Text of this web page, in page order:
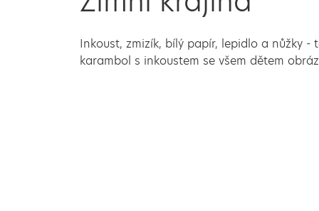
Inkoust, zmizík, bílý papír, lepidlo a nůžky
karambol s inkoustem se všem dětem